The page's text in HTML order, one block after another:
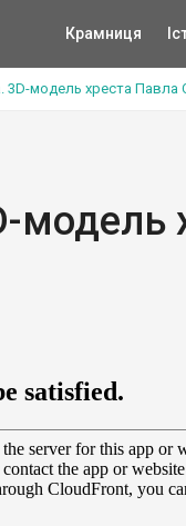
Крамниця
3D-модель хреста Павла
модель